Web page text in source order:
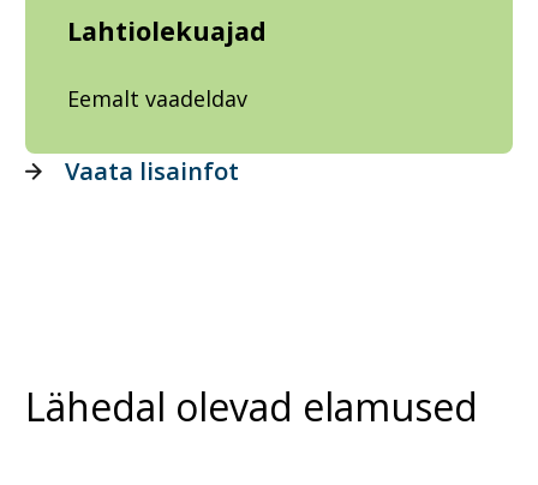
Lahtiolekuajad
Eemalt vaadeldav
Vaata lisainfot
Lähedal olevad elamused